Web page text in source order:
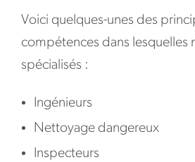
Voici quelques-unes des
compétences dans lesquelles
spécialisés :
Ingénieurs
Nettoyage dangereux
Inspecteurs